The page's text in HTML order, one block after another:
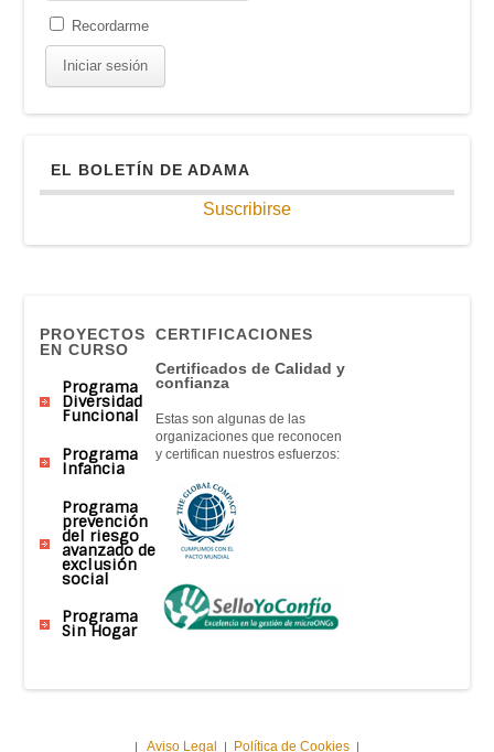
Recordarme
EL BOLETÍN DE ADAMA
Suscribirse
PROYECTOS
EN CURSO
Programa
Diversidad
Funcional
Programa
Infancia
Programa
prevención
del riesgo
avanzado de
exclusión
social
Programa
Sin Hogar
CERTIFICACIONES
Certificados de Calidad y
confianza
Estas son algunas de las
organizaciones que reconocen
y certifican nuestros esfuerzos:
| Aviso Legal | Política de Cookies |